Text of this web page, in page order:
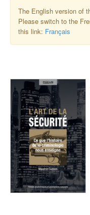
The English version of
Please switch to the
this link: Français